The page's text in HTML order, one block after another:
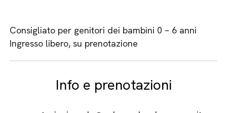
Consigliato per genitori dei bambini 0 – 6 anni
Ingresso libero, su prenotazione
Info e prenotazioni